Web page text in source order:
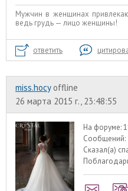
Мужчин в женщинах
ведь грудь — лицо женщины!
ответить
miss.hocy offline
26 марта 2015 г., 23:48:55
На форуме:
Сообщений:
Сказал(а)